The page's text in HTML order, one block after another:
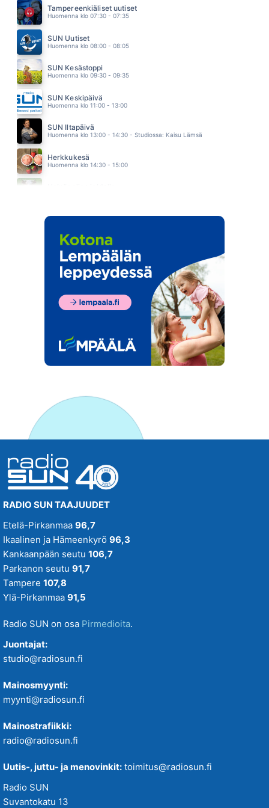
JASON DERULO
14.55
BAD BOYS BLUE
14.52
Tampereenkiäliset uutiset
Huomenna klo 07:30 - 07:35
SUN Uutiset
Huomenna klo 08:00 - 08:05
SUN Kesästoppi
Huomenna klo 09:30 - 09:35
SUN Keskipäivä
Huomenna klo 11:00 - 13:00
SUN Iltapäivä
Huomenna klo 13:00 - 14:30 - Studiossa: Kaisu Lämsä
Herkkukesä
Huomenna klo 14:30 - 15:00
RADIO SUN TAAJUUDET
Etelä-Pirkanmaa 96,7
Ikaalinen ja Hämeenkyrö 96,3
Kankaanpään seutu 106,7
Parkanon seutu 91,7
Tampere 107,8
Ylä-Pirkanmaa 91,5
Radio SUN on osa Pirmedioita.
Juontajat:
studio@radiosun.fi
Mainosmyynti:
myynti@radiosun.fi
Mainostrafiikki:
radio@radiosun.fi
Uutis-, juttu- ja menovinkit: toimitus@radiosun.fi
Radio SUN
Suvantokatu 13